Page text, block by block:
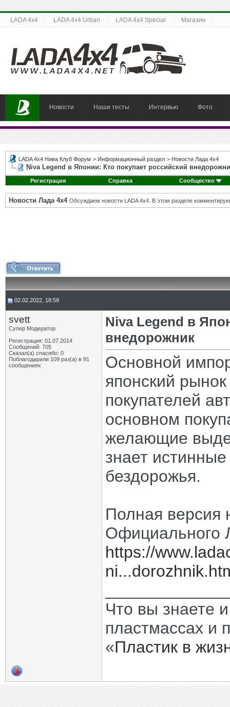
LADA 4x4 LADA 4x4 Urban LADA 4x4 Special Магазин
Новости Наши тесты Интервью Фото
LADA 4x4 Нива Клуб Форум > Информационный раздел > Новости Лада 4х4
Niva Legend в Японии: Кто покупает российский
Регистрация Справка Сообщество
Новости Лада 4х4 Обсуждаем новости LADA 4x4. В этом разделе
02.02.2022, 18:59
svett
Супер Модератор
Регистрация: 01.07.2014
Сообщений: 705
Сказал(а) спасибо: 0
Поблагодарили 109 раз(а) в 91
сообщениях
Niva Legend в
внедорожник
Основной
японский
покупателей
основном
желающие
знает
бездорожья.
Полная версия
Официального
https://
Что вы знаете
пластмассах и
«Пластик в